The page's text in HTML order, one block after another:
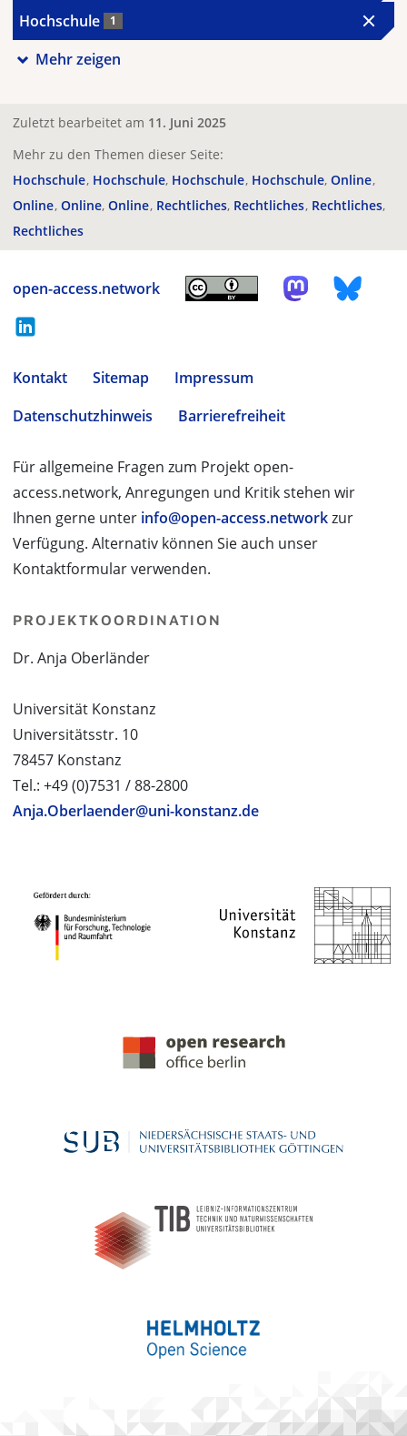
Hochschule 1
Mehr zeigen
Zuletzt bearbeitet am 11. Juni 2025
Mehr zu den Themen dieser Seite:
Hochschule Hochschule Hochschule Hochschule Online
Online Online Online Rechtliches Rechtliches Rechtliches
Rechtliches
open-access.network
Kontakt Sitemap
Impressum
Datenschutzhinweis
Barrierefreiheit
Für allgemeine Fragen zum Projekt open-
access.network, Anregungen und Kritik stehen wir
Ihnen gerne unter info@open-access.networkzur
Verfügung. Alternativ können Sie auch unser
Kontaktformular verwenden.
PROJEKTKOORDINATION
Dr. Anja Oberländer
Universität Konstanz
Universitätsstr. 10
78457 Konstanz
Tel.: +49 (0)7531 / 88-2800
Anja.Oberlaender@uni-konstanz.de